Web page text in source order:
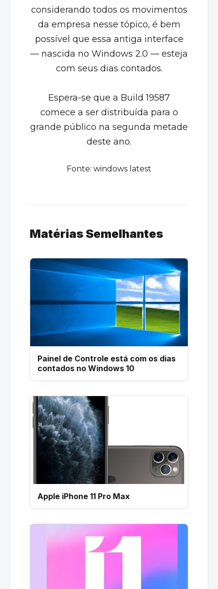
considerando todos os movimentos
da empresa nesse tópico, é bem
possível que essa antiga interface
— nascida no Windows 2.0 — esteja
com seus dias contados.
Espera-se que a Build 19587
comece a ser distribuída para o
grande público na segunda metade
deste ano.
Fonte: windows latest
Matérias Semelhantes
Painel de Controle está com os dias
contados no Windows 10
Apple iPhone 11 Pro Max